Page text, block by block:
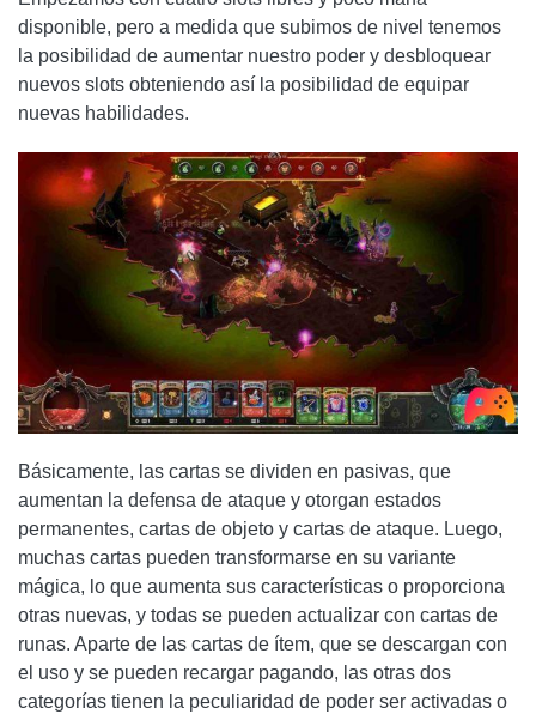
disponible, pero a medida que subimos de nivel tenemos
la posibilidad de aumentar nuestro poder y desbloquear
nuevos slots obteniendo así la posibilidad de equipar
nuevas habilidades.
Básicamente, las cartas se dividen en pasivas, que
aumentan la defensa de ataque y otorgan estados
permanentes, cartas de objeto y cartas de ataque. Luego,
muchas cartas pueden transformarse en su variante
mágica, lo que aumenta sus características o proporciona
otras nuevas, y todas se pueden actualizar con cartas de
runas. Aparte de las cartas de ítem, que se descargan con
el uso y se pueden recargar pagando, las otras dos
categorías tienen la peculiaridad de poder ser activadas o